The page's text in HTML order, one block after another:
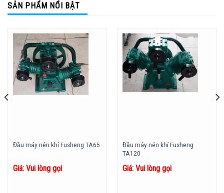
SẢN PHẨM NỔI BẬT
Đầu máy nén khí Fusheng TA65
Giá: Vui lòng gọi
Đầu máy nén khí Fusheng
TA120
Giá: Vui lòng gọi